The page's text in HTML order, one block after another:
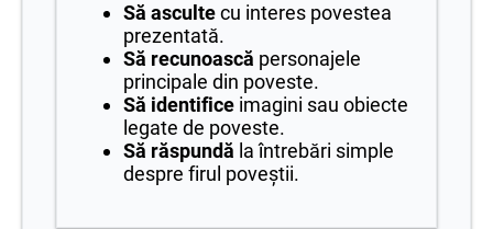
Să ascultecu interes povestea
prezentată.
Să recunoască personajele
principale din poveste.
Să identifice imagini sau obiecte
legate de poveste.
Să răspundă la întrebări simple
despre firul poveștii.